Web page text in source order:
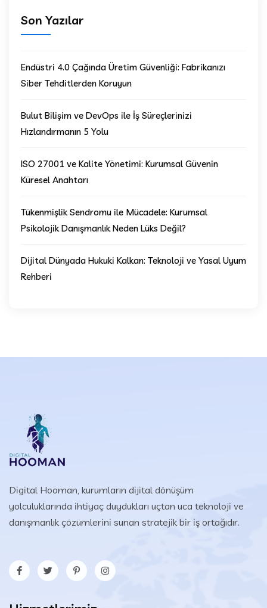
Son Yazılar
Endüstri 4.0 Çağında Üretim Güvenliği: Fabrikanızı
Siber Tehditlerden Koruyun
Bulut Bilişim ve DevOps ile İş Süreçlerinizi
Hızlandırmanın 5 Yolu
ISO 27001 ve Kalite Yönetimi: Kurumsal Güvenin
Küresel Anahtarı
Tükenmişlik Sendromu ile Mücadele: Kurumsal
Psikolojik Danışmanlık Neden Lüks Değil?
Dijital Dünyada Hukuki Kalkan: Teknoloji ve Yasal Uyum
Rehberi
Digital Hooman, kurumların dijital dönüşüm
yolculuklarında ihtiyaç duydukları uçtan uca teknoloji ve
danışmanlık çözümlerini sunan stratejik bir iş ortağıdır.